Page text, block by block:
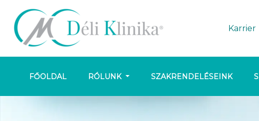
Karrier
FŐOLDAL RÓLUNK SZAKRENDELÉSEINK